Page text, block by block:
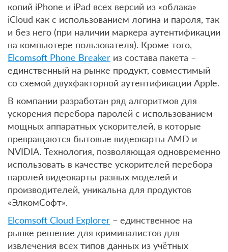
копий iPhone и iPad всех версий из «облака»
iCloud как с использованием логина и пароля, так
и без него (при наличии маркера аутентификации
на компьютере пользователя). Кроме того,
Elcomsoft Phone Breaker из состава пакета –
единственный на рынке продукт, совместимый
со схемой двухфакторной аутентификации Apple.
В компании разработан ряд алгоритмов для
ускорения перебора паролей с использованием
мощных аппаратных ускорителей, в которые
превращаются бытовые видеокарты AMD и
NVIDIA. Технология, позволяющая одновременно
использовать в качестве ускорителей перебора
паролей видеокарты разных моделей и
производителей, уникальна для продуктов
«ЭлкомCофт».
Elcomsoft Cloud Explorer – единственное на
рынке решение для криминалистов для
извлечения всех типов данных из учётных